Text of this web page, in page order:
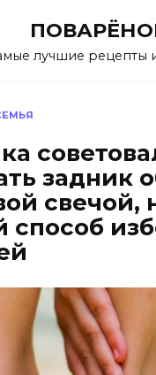
лучшие рецепты
задник
свечой,
способ